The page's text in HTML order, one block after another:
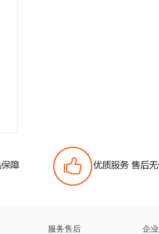
服务售后 企